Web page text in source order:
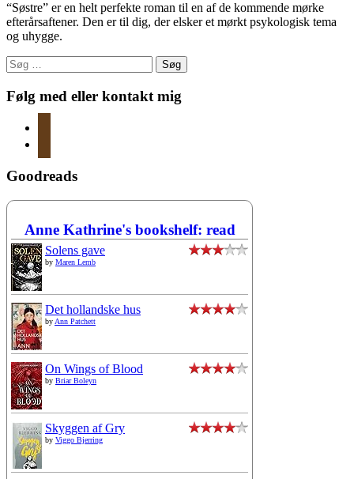
“Søstre” er en helt perfekte roman til en af de kommende mørke
efterårsaftener. Den er til dig, der elsker et mørkt psykologisk tema
og uhygge.
Søg
efter:
Følg med eller kontakt mig
Goodreads
Anne Kathrine's bookshelf: read
Solens gave
by Maren Lemb
Det hollandske hus
by Ann Patchett
On Wings of Blood
by Briar Boleyn
Skyggen af Gry
by Viggo Bjerring